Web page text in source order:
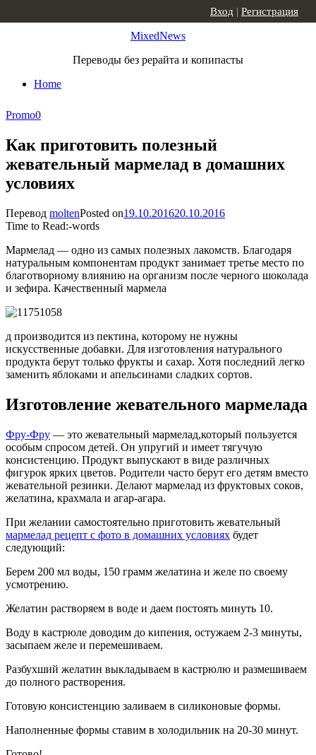
MixedNews
Переводы без рерайта и копипасты
Home
Вход | Регистрация
Promo0
Как приготовить полезный
жевательный мармелад в домашних
условиях
Перевод moltenPosted on19.10.201620.10.2016
Time to Read:-words
Мармелад — одно из самых полезных лакомств. Благодаря
натуральным компонентам продукт занимает третье место по
благотворному влиянию на организм после черного шоколада
и зефира. Качественный мармела
д производится из пектина, которому не нужны
искусственные добавки. Для изготовления натурального
продукта берут только фрукты и сахар. Хотя последний легко
заменить яблоками и апельсинами сладких сортов.
Изготовление жевательного мармелада
Фру-Фру — это жевательный мармелад,который пользуется
особым спросом детей. Он упругий и имеет тягучую
консистенцию. Продукт выпускают в виде различных
фигурок ярких цветов. Родители часто берут его детям вместо
жевательной резинки. Делают мармелад из фруктовых соков,
желатина, крахмала и агар-агара.
При желании самостоятельно приготовить жевательный
мармелад рецепт с фото в домашних условиях будет
следующий:
Берем 200 мл воды, 150 грамм желатина и желе по своему
усмотрению.
Желатин растворяем в воде и даем постоять минуть 10.
Воду в кастрюле доводим до кипения, остужаем 2-3 минуты,
засыпаем желе и перемешиваем.
Разбухший желатин выкладываем в кастрюлю и размешиваем
до полного растворения.
Готовую консистенцию заливаем в силиконовые формы.
Наполненные формы ставим в холодильник на 20-30 минут.